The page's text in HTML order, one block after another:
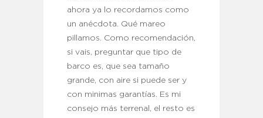
ahora ya lo recordamos como
un anécdota. Qué mareo
pillamos. Como recomendación,
si vais, preguntar que tipo de
barco es, que sea tamaño
grande, con aire si puede ser y
con minimas garantías. Es mi
consejo más terrenal, el resto es